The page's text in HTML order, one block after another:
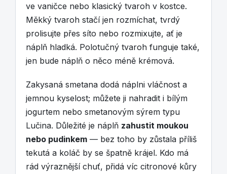
ve vaničce nebo klasický tvaroh v kostce.
Měkký tvaroh stačí jen rozmíchat, tvrdý
prolisujte přes síto nebo rozmixujte, ať je
náplň hladká. Polotučný tvaroh funguje také,
jen bude náplň o něco méně krémová.
Zakysaná smetana dodá náplni vláčnost a
jemnou kyselost; můžete ji nahradit i bílým
jogurtem nebo smetanovým sýrem typu
Lučina. Důležité je náplň zahustit moukou
nebo pudinkem — bez toho by zůstala příliš
tekutá a koláč by se špatně krájel. Kdo má
rád výraznější chuť, přidá víc citronové kůry